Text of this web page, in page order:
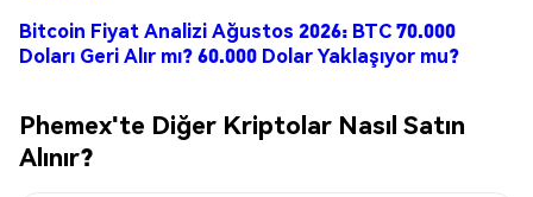
Bitcoin Fiyat Analizi Ağustos 2026: BTC 70.000
Doları Geri Alır mı? 60.000 Dolar Yaklaşıyor mu?
Phemex'te Diğer Kriptolar Nasıl Satın
Alınır?